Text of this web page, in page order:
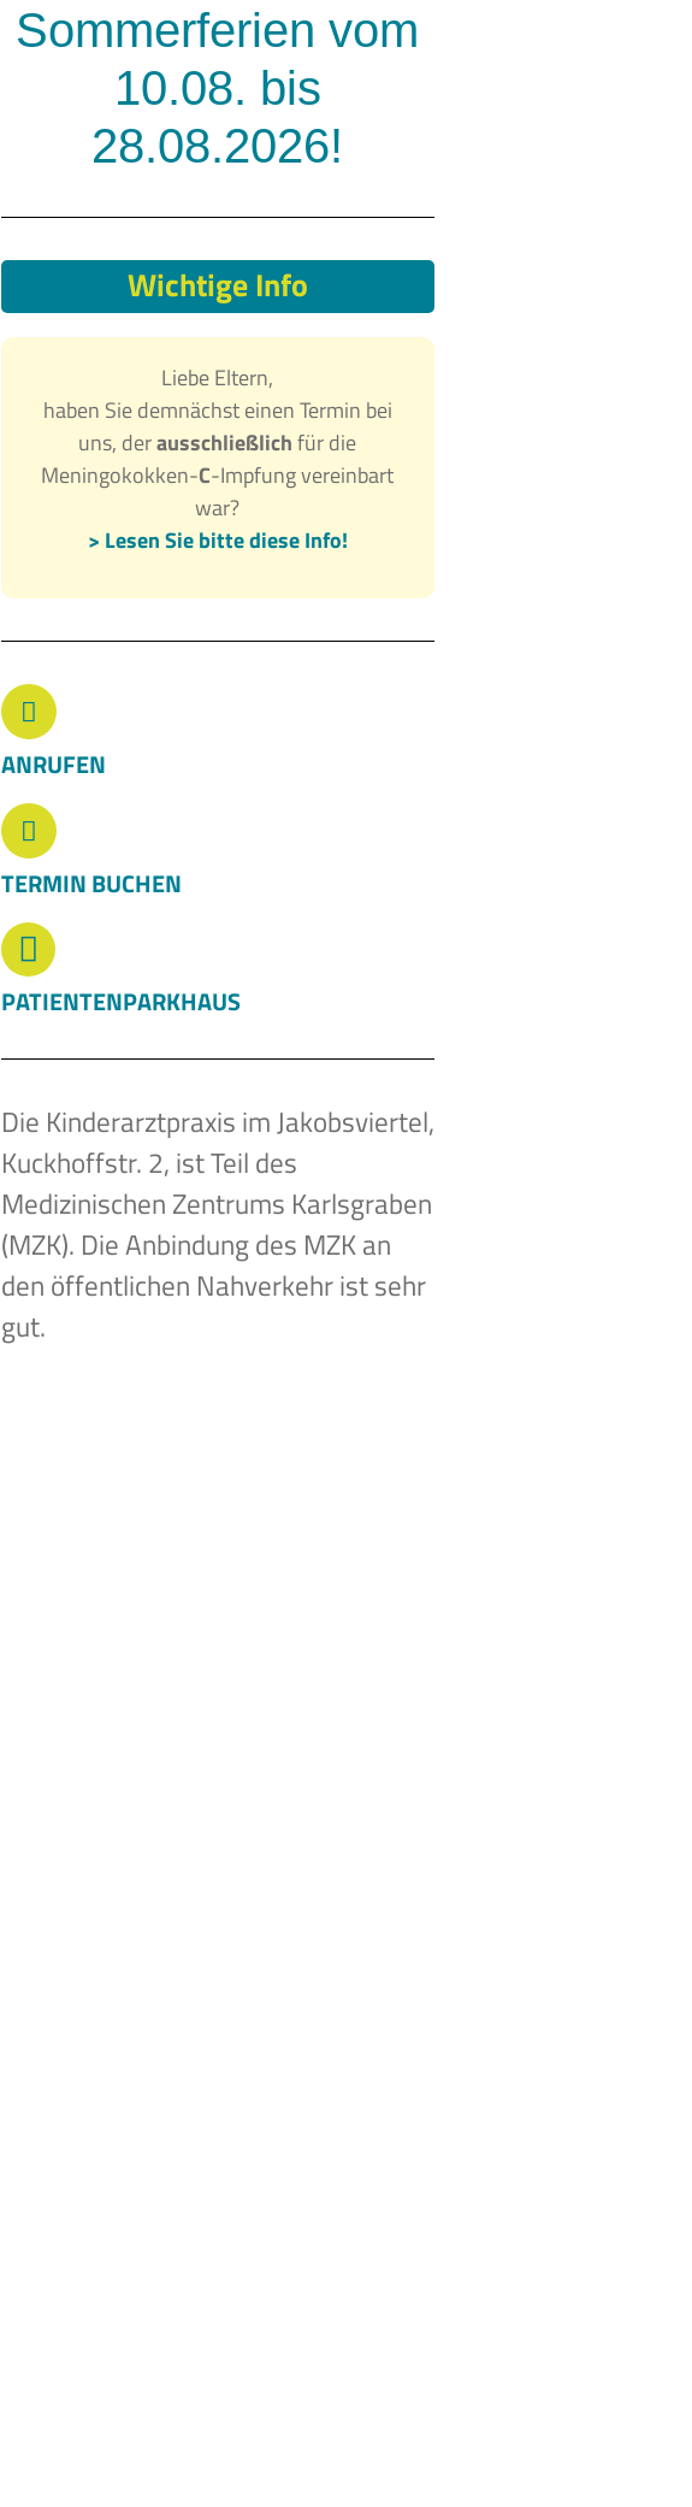
Sommerferien vom
10.08. bis
28.08.2026!
Wichtige Info
Liebe Eltern,
haben Sie demnächst einen Termin bei
uns, derausschließlichfür die
Meningokokken-C-Impfung vereinbart
war?
> Lesen Sie bitte diese Info!
ANRUFEN
TERMIN BUCHEN
PATIENTENPARKHAUS
Die Kinderarztpraxis im Jakobsviertel,
Kuckhoffstr. 2, ist Teil des
Medizinischen Zentrums Karlsgraben
(MZK). Die Anbindung des MZK an
den öffentlichen Nahverkehr ist sehr
gut.